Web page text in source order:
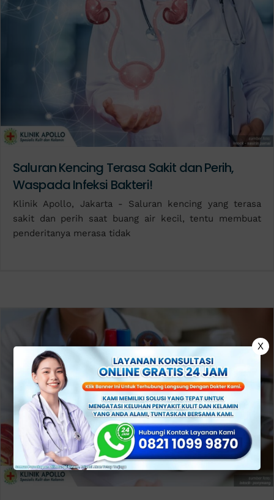
Saluran Kencing Terasa Sakit dan Perih,
Waspada Infeksi Bakteri!
Klinik Apollo, Jakarta - Saluran kencing yang terasa
sakit dan perih saat buang air kecil, tentu membuat
penderitanya merasa tidak
X